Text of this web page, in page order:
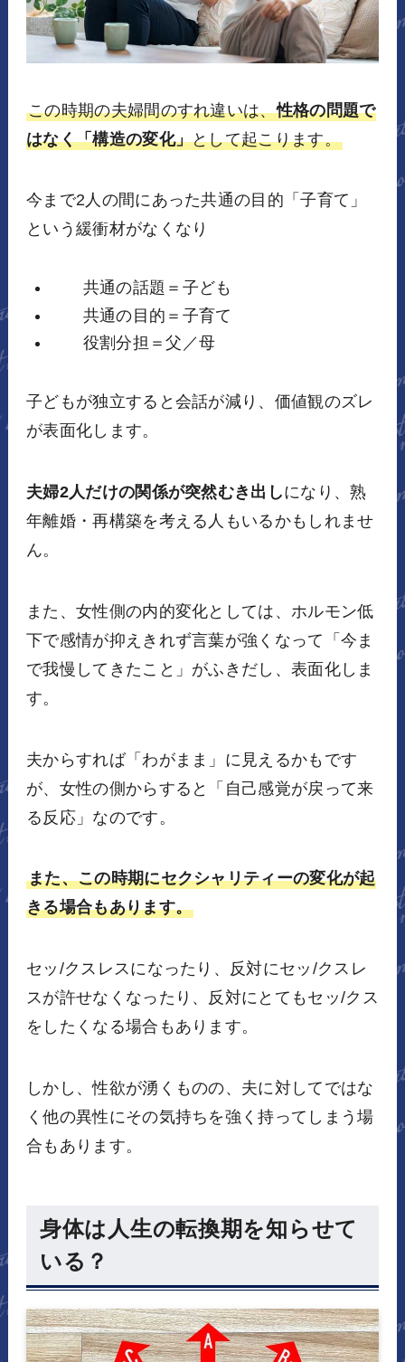
この時期の夫婦間のすれ違いは、性格の問題で
はなく「構造の変化」として起こります。
今まで2人の間にあった共通の目的「子育て」
という緩衝材がなくなり
共通の話題＝子ども
共通の目的＝子育て
役割分担＝父／母
子どもが独立すると会話が減り、価値観のズレ
が表面化します。
夫婦2人だけの関係が突然むき出しになり、熟
年離婚・再構築を考える人もいるかもしれませ
ん。
また、女性側の内的変化としては、ホルモン低
下で感情が抑えきれず言葉が強くなって「今ま
で我慢してきたこと」がふきだし、表面化しま
す。
夫からすれば「わがまま」に見えるかもです
が、女性の側からすると「自己感覚が戻って来
る反応」なのです。
また、この時期にセクシャリティーの変化が起
きる場合もあります。
セッ/クスレスになったり、反対にセッ/クスレ
スが許せなくなったり、反対にとてもセッ/クス
をしたくなる場合もあります。
しかし、性欲が湧くものの、夫に対してではな
く他の異性にその気持ちを強く持ってしまう場
合もあります。
身体は人生の転換期を知らせて
いる？